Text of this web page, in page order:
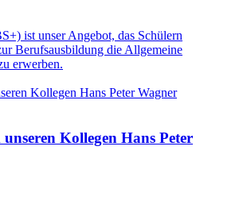
ist unser Angebot, das Schülern
Berufsausbildung die Allgemeine
erwerben.
Kollegen Hans Peter